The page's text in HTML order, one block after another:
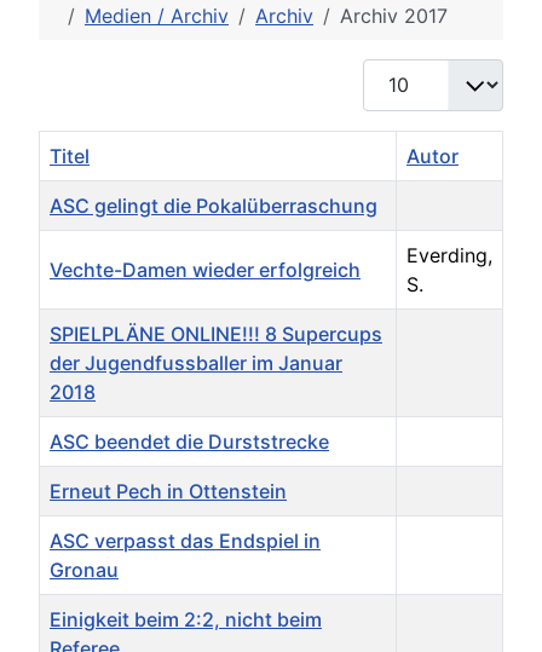
Medien / Archiv
Archiv Archiv 2017
Anzeige #
Titel Autor
ASC gelingt die Pokalüberraschung
Vechte-Damen wieder erfolgreich
Everding,
S.
SPIELPLÄNE ONLINE!!! 8 Supercups
der Jugendfussballer im Januar
2018
ASC beendet die Durststrecke
Erneut Pech in Ottenstein
ASC verpasst das Endspiel in
Gronau
Einigkeit beim 2:2, nicht beim